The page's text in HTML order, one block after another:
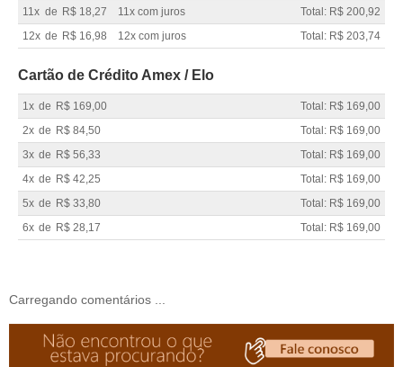
11x de R$ 18,27 11x com juros
Total: R$ 200,92
12x de R$ 16,98 12x com juros Total: R$ 203,74
Cartão de Crédito Amex / Elo
1x de R$ 169,00
Total: R$ 169,00
2x de R$ 84,50
Total: R$ 169,00
3x de R$ 56,33
Total: R$ 169,00
4x de R$ 42,25
Total: R$ 169,00
5x de R$ 33,80
Total: R$ 169,00
6x de R$ 28,17 Total: R$ 169,00
Carregando comentários ...